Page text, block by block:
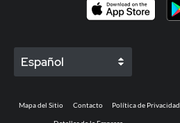
Español
Mapa del Sitio Contacto Política de Privacidad